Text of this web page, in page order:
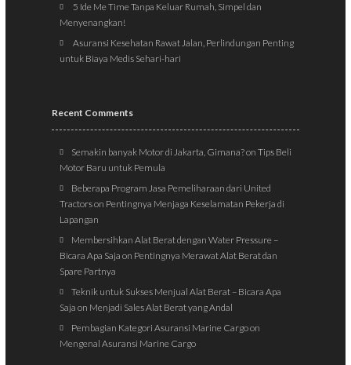
5 Ide Me Time Tanpa Keluar Rumah, Simpel dan
Menyenangkan!
Asuransi Kesehatan Rawat Jalan, Perlindungan Penting
untuk Biaya Medis Sehari-hari
Recent Comments
Semakin banyak Motor di Jakarta, Gimana?onTips Beli
Motor Baru untuk Pemula
Beberapa Program Jasa Pemeliharaan dari United
Tractorson Pentingnya Menjaga Keselamatan Pekerja di
Lapangan
Membersihkan Alat Berat dengan Water Pressure –
Bicara Apa Saja on Pentingnya Merawat Alat Berat dan
Spare Partnya
Teknik untuk Sukses Menjual Alat Berat – Bicara Apa
Saja on Menjadi Sales Alat Berat yang Andal
Pembagian Kategori Asuransi Marine Cargoon
Mengenal Asuransi Marine Cargo